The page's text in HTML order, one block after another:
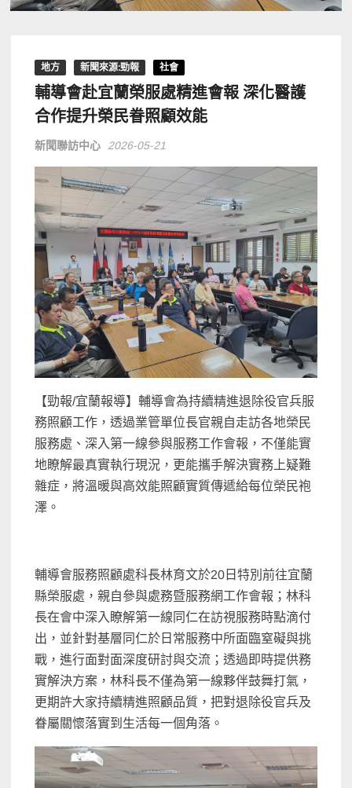
地方 新聞來源:勁報 社會
輔導會赴宜蘭榮服處精進會報 深化醫護
合作提升榮民眷照顧效能
新聞聯訪中心 2026-05-21
【勁報/宜蘭報導】輔導會為持續精進退除役官兵服
務照顧工作，透過業管單位長官親自走訪各地榮民
服務處、深入第一線參與服務工作會報，不僅能實
地瞭解最真實執行現況，更能攜手解決實務上疑難
雜症，將溫暖與高效能照顧實質傳遞給每位榮民袍
澤。
輔導會服務照顧處科長林育文於20日特別前往宜蘭
縣榮服處，親自參與處務暨服務網工作會報；林科
長在會中深入瞭解第一線同仁在訪視服務時點滴付
出，並針對基層同仁於日常服務中所面臨窒礙與挑
戰，進行面對面深度研討與交流；透過即時提供務
實解決方案，林科長不僅為第一線夥伴鼓舞打氣，
更期許大家持續精進照顧品質，把對退除役官兵及
眷屬關懷落實到生活每一個角落。